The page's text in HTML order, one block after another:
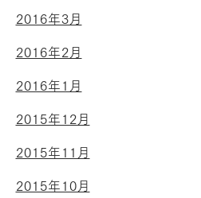
2016年3月
2016年2月
2016年1月
2015年12月
2015年11月
2015年10月